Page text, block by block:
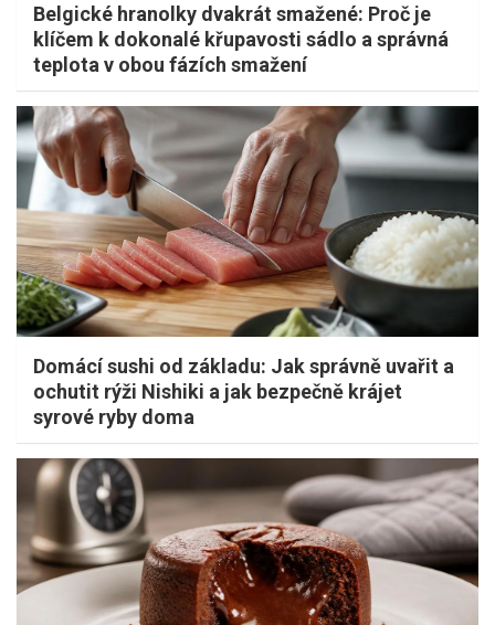
Belgické hranolky dvakrát smažené: Proč je
klíčem k dokonalé křupavosti sádlo a správná
teplota v obou fázích smažení
Domácí sushi od základu: Jak správně uvařit a
ochutit rýži Nishiki a jak bezpečně krájet
syrové ryby doma